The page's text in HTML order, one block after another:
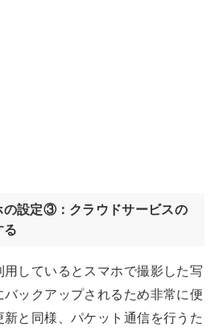
の設定③：クラウドサービスの
る
用しているとスマホで撮影した写
ックアップされるため非常に便
と同様、パケット通信を行うた